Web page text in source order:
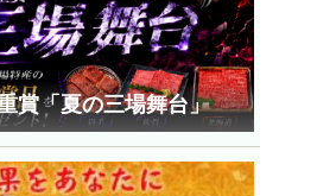
賞「夏の三場舞台」